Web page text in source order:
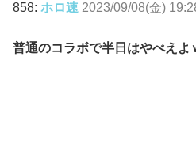
858: ホロ速 2023/09/08(金)
普通のコラボで半日はやべえよ